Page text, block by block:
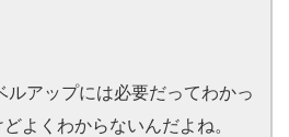
ルアップには必要だってわかっ
よくわからないんだよね。